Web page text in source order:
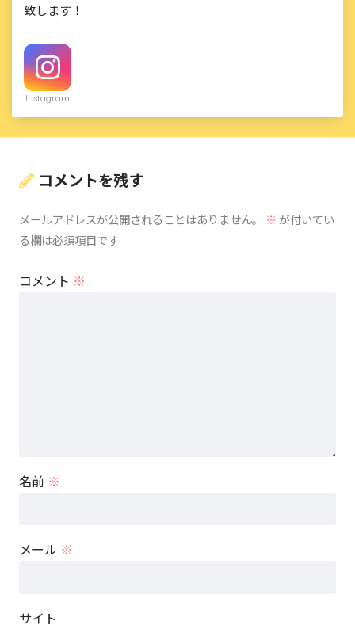
致します！
Instagram
コメントを残す
メールアドレスが公開されることはありません。 ※が付いてい
る欄は必須項目です
コメント ※
名前 ※
メール ※
サイト